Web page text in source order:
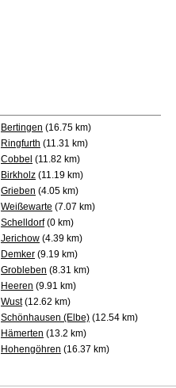
Bertingen (16.75 km)
Ringfurth (11.31 km)
Cobbel (11.82 km)
Birkholz (11.19 km)
Grieben (4.05 km)
Weißewarte (7.07 km)
Schelldorf(0 km)
Jerichow (4.39 km)
Demker (9.19 km)
Grobleben (8.31 km)
Heeren (9.91 km)
Wust(12.62 km)
Schönhausen (Elbe) (12.54 km)
Hämerten (13.2 km)
Hohengöhren (16.37 km)